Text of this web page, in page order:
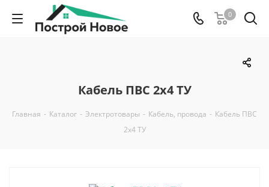
0
Кабель ПВС 2х4 ТУ
Главная - Каталог - Электротовары - Кабель, провода - Кабель ПВС
2х4 ТУ